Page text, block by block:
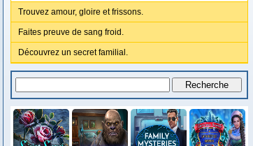
Trouvez amour, gloire et frissons.
Faites preuve de sang froid.
Découvrez un secret familial.